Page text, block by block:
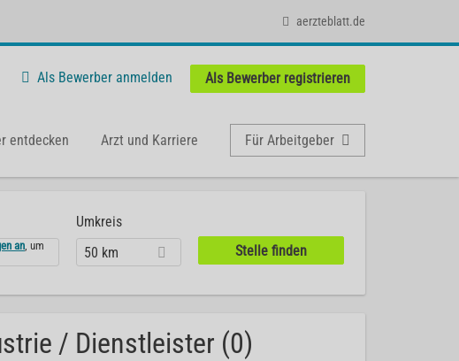
aerzteblatt.de
Als Bewerber anmelden Als Bewerber registrieren
entdecken Arzt und Karriere Für Arbeitgeber
an, um
Umkreis
50 km
/ Dienstleister (0)